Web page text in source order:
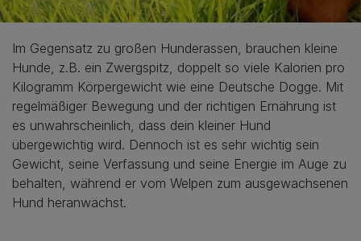
Im Gegensatz zu großen Hunderassen, brauchen kleine
Hunde, z.B. ein Zwergspitz, doppelt so viele Kalorien pro
Kilogramm Körpergewicht wie eine Deutsche Dogge. Mit
regelmäßiger Bewegung und der richtigen Ernährung ist
es unwahrscheinlich, dass dein kleiner Hund
übergewichtig wird. Dennoch ist es sehr wichtig sein
Gewicht, seine Verfassung und seine Energie im Auge zu
behalten, während er vom Welpen zum ausgewachsenen
Hund heranwächst.